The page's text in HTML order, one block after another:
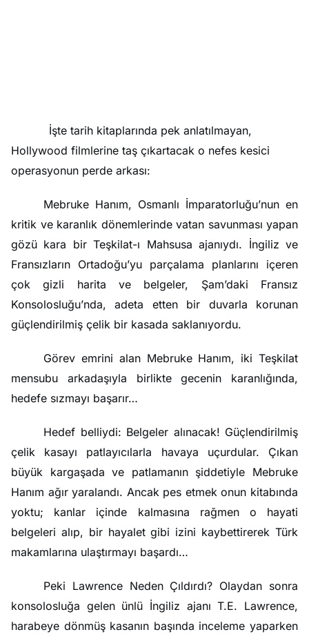
İşte tarih kitaplarında pek anlatılmayan,
Hollywood filmlerine taş çıkartacak o nefes kesici
operasyonun perde arkası:
Mebruke Hanım, Osmanlı İmparatorluğu’nun en
kritik ve karanlık dönemlerinde vatan savunması yapan
gözü kara bir Teşkilat-ı Mahsusa ajanıydı. İngiliz ve
Fransızların Ortadoğu’yu parçalama planlarını içeren
çok gizli harita ve belgeler, Şam’daki Fransız
Konsolosluğu’nda, adeta etten bir duvarla korunan
güçlendirilmiş çelik bir kasada saklanıyordu.
Görev emrini alan Mebruke Hanım, iki Teşkilat
mensubu arkadaşıyla birlikte gecenin karanlığında,
hedefe sızmayı başarır…
Hedef belliydi: Belgeler alınacak! Güçlendirilmiş
çelik kasayı patlayıcılarla havaya uçurdular. Çıkan
büyük kargaşada ve patlamanın şiddetiyle Mebruke
Hanım ağır yaralandı. Ancak pes etmek onun kitabında
yoktu; kanlar içinde kalmasına rağmen o hayati
belgeleri alıp, bir hayalet gibi izini kaybettirerek Türk
makamlarına ulaştırmayı başardı…
Peki Lawrence Neden Çıldırdı? Olaydan sonra
konsolosluğa gelen ünlü İngiliz ajanı T.E. Lawrence,
harabeye dönmüş kasanın başında inceleme yaparken